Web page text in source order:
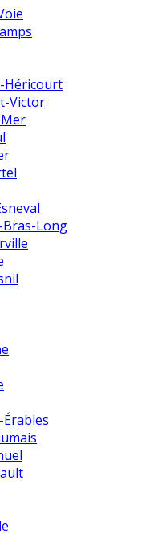
Héricourt
Victor
Bras-Long